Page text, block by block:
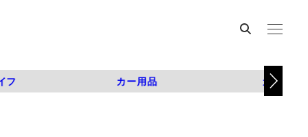
フ カー用品 カスタム